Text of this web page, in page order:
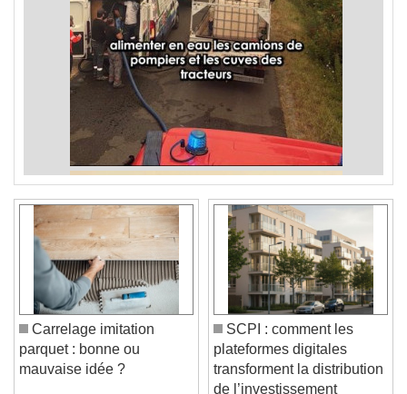
Carrelage imitation
parquet : bonne ou
SCPI : comment les
plateformes digitales
transforment la distribution